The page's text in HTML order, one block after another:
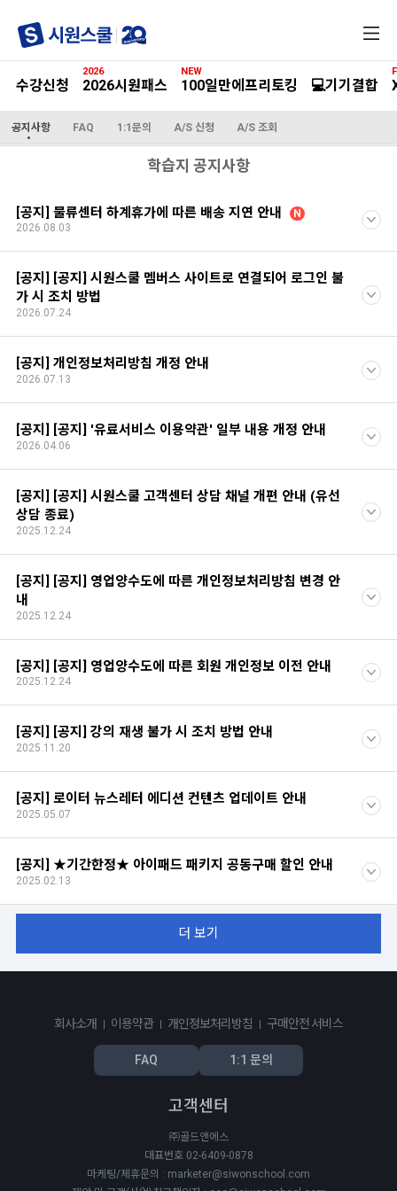
메
수강신청 2026시원패스
2026
100일만에프리토킹
NEW
💻기기결합
공지사항 FAQ 1:1문의 A/S 신청 A/S 조회
학습지 공지사항
[공지] 물류센터 하계휴가에 따른 배송 지연 안내
N
2026.08.03
[공지] [공지] 시원스쿨 멤버스 사이트로 연결되어 로그인 불
가 시 조치 방법
2026.07.24
[공지] 개인정보처리방침 개정 안내
2026.07.13
[공지] [공지] '유료서비스 이용약관' 일부 내용 개정 안내
2026.04.06
[공지] [공지] 시원스쿨 고객센터 상담 채널 개편 안내 (유선
상담 종료)
2025.12.24
[공지] [공지] 영업양수도에 따른 개인정보처리방침 변경 안
내
2025.12.24
[공지] [공지] 영업양수도에 따른 회원 개인정보 이전 안내
2025.12.24
[공지] [공지] 강의 재생 불가 시 조치 방법 안내
2025.11.20
[공지] 로이터 뉴스레터 에디션 컨텐츠 업데이트 안내
2025.05.07
[공지] ★기간한정★ 아이패드 패키지 공동구매 할인 안내
2025.02.13
더 보기
회사소개 이용약관 개인정보처리방침 구매안전 서비스
FAQ 1:1 문의
고객센터
㈜골드앤에스
대표번호 02-6409-0878
마케팅/제휴문의 : marketer@siwonschool.com